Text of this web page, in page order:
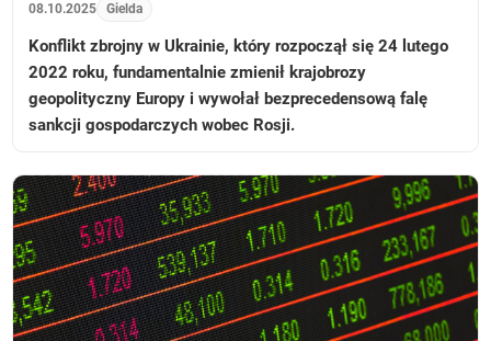
08.10.2025 Gielda
Konflikt zbrojny w Ukrainie, który rozpoczął się 24 lutego
2022 roku, fundamentalnie zmienił krajobrozy
geopolityczny Europy i wywołał bezprecedensową falę
sankcji gospodarczych wobec Rosji.